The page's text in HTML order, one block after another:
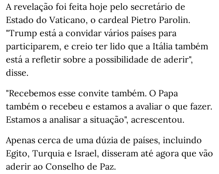
A revelação foi feita hoje pelo secretário de
Estado do Vaticano, o cardeal Pietro Parolin.
"Trump está a convidar vários países para
participarem, e creio ter lido que a Itália também
está a refletir sobre a possibilidade de aderir",
disse.
"Recebemos esse convite também. O Papa
também o recebeu e estamos a avaliar o que fazer.
Estamos a analisar a situação", acrescentou.
Apenas cerca de uma dúzia de países, incluindo
Egito, Turquia e Israel, disseram até agora que vão
aderir ao Conselho de Paz.